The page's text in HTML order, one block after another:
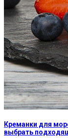
Креманки для
выбрать